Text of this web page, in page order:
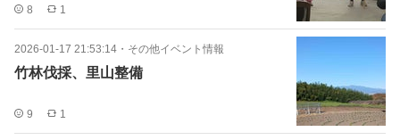
8 1
2026-01-17 21:53:14 ・ その他イベント情報
竹林伐採、里山整備
9 1